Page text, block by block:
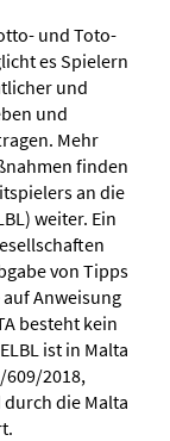
und Toto-
es Spielern
und
und
Mehr
finden
an die
weiter. Ein
von Tipps
Anweisung
besteht kein
ist in Malta
609/2018,
die Malta